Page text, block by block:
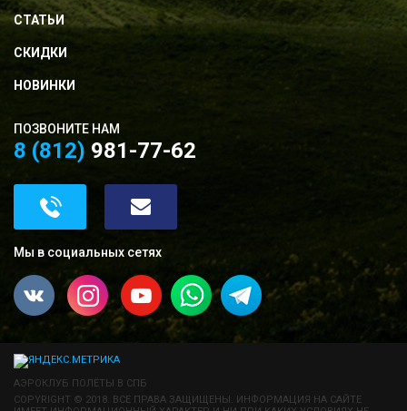
СТАТЬИ
СКИДКИ
НОВИНКИ
ПОЗВОНИТЕ НАМ
8 (812) 981-77-62
Мы в социальных сетях
АЭРОКЛУБ ПОЛЁТЫ В СПБ
COPYRIGHT © 2018. ВСЕ ПРАВА ЗАЩИЩЕНЫ. ИНФОРМАЦИЯ НА САЙТЕ